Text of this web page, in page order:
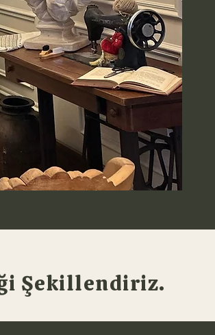
Şekillendiriz.